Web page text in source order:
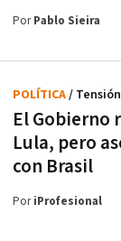
PorPablo Sieira
El Gobierno
Lula, pero
con Brasil
POLÍTICA/
PoriProfesional